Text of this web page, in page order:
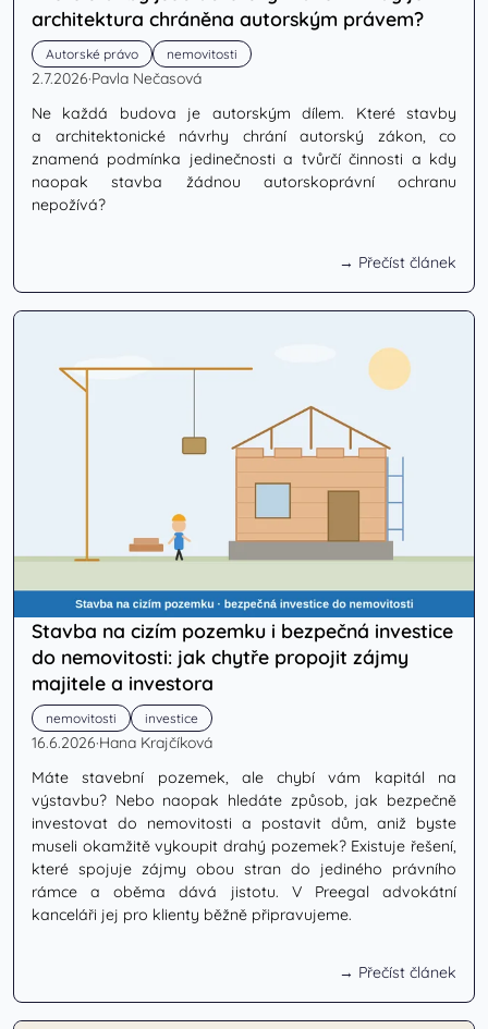
architektura chráněna autorským právem?
Autorské právo nemovitosti
2.7.2026·Pavla Nečasová
Ne každá budova je autorským dílem. Které stavby
a architektonické návrhy chrání autorský zákon, co
znamená podmínka jedinečnosti a tvůrčí činnosti a kdy
naopak stavba žádnou autorskoprávní ochranu
nepožívá?
→ Přečíst článek
Stavba na cizím pozemku i bezpečná investice
do nemovitosti: jak chytře propojit zájmy
majitele a investora
nemovitosti investice
16.6.2026·Hana Krajčíková
Máte stavební pozemek, ale chybí vám kapitál na
výstavbu? Nebo naopak hledáte způsob, jak bezpečně
investovat do nemovitosti a postavit dům, aniž byste
museli okamžitě vykoupit drahý pozemek? Existuje řešení,
které spojuje zájmy obou stran do jediného právního
rámce a oběma dává jistotu. V Preegal advokátní
kanceláři jej pro klienty běžně připravujeme.
→ Přečíst článek